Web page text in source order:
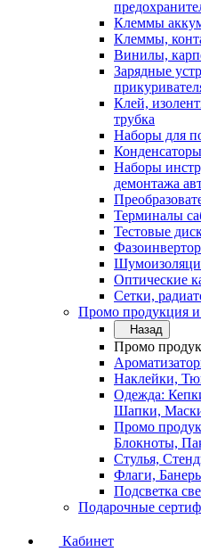
Клеммы
Клеммы,
Винилы,
Зарядные
Клей,
трубка
Наборы для
Наборы
демонтажа
Терминалы
Тестовые
Оптические
Сетки,
Промо продукция и
Назад
Промо
Наклейки,
Одежда:
Шапки,
Промо
Блокноты,
Стулья,
Флаги,
Подсветка
Подарочные
Кабинет